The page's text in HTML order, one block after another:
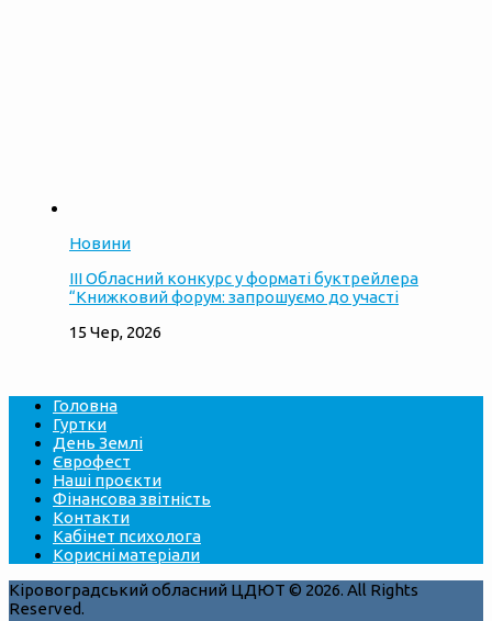
Новини
ІІІ Обласний конкурс у форматі буктрейлера
“Книжковий форум: запрошуємо до участі
15 Чер, 2026
Головна
Гуртки
День Землі
Єврофест
Наші проєкти
Фінансова звітність
Контакти
Кабінет психолога
Корисні матеріали
Кіровоградський обласний ЦДЮТ © 2026. All Rights
Reserved.